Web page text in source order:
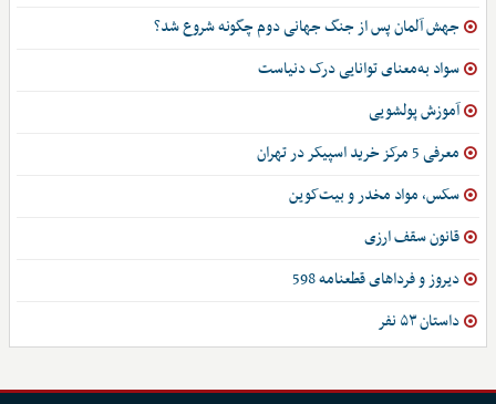
جهش آلمان پس از جنگ جهانی دوم چگونه شروع شد؟
سواد به‌معنای توانایی درک دنیاست
آموزش پولشویی
معرفی 5 مرکز خرید اسپیکر در تهران
سکس، مواد مخدر و بیت‌کوین
قانون سقف ارزی
دیروز و فرداهای قطعنامه 598
داستان ۵۳ نفر